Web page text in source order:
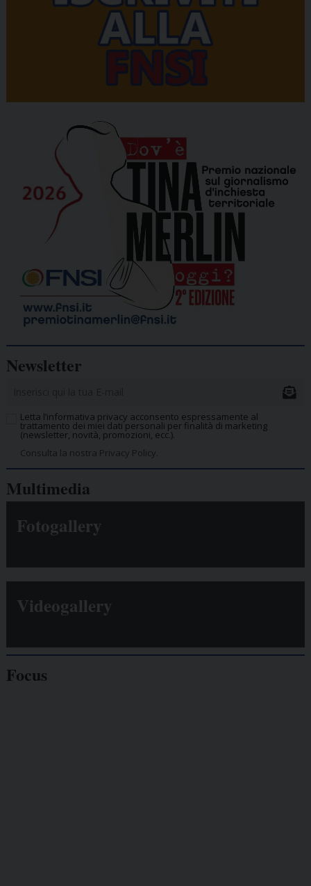
Newsletter
Letta l’informativa privacy acconsento espressamente al
trattamento dei miei dati personali per finalità di marketing
(newsletter, novità, promozioni, ecc.).
Consulta la nostra Privacy Policy.
Multimedia
Fotogallery
Videogallery
Focus